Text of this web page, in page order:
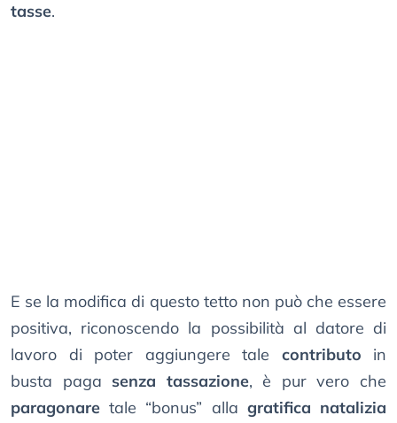
tasse.
E se la modifica di questo tetto non può che essere
positiva, riconoscendo la possibilità al datore di
lavoro di poter aggiungere tale contributo in
busta paga senza tassazione, è pur vero che
paragonare tale “bonus” alla gratifica natalizia